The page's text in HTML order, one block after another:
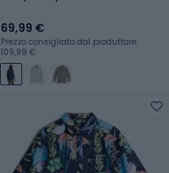
69,99 €
Prezzo consigliato dal produttore:
109,99 €